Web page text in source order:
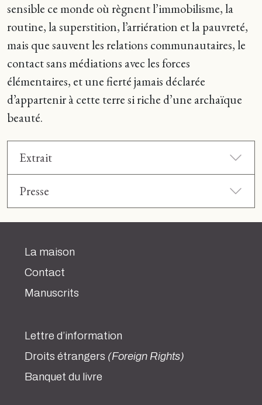
sensible ce monde où règnent l’immobilisme, la
routine, la superstition, l’arriération et la pauvreté,
mais que sauvent les relations communautaires, le
contact sans médiations avec les forces
élémentaires, et une fierté jamais déclarée
d’appartenir à cette terre si riche d’une archaïque
beauté.
Extrait
Presse
La maison
Contact
Manuscrits
Lettre d’information
Droits étrangers (Foreign Rights)
Banquet du livre